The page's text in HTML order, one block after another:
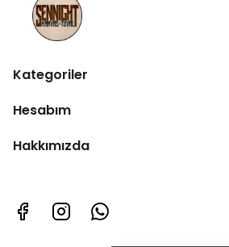
Kategoriler
Hesabım
Hakkımızda